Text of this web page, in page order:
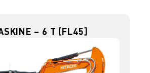
– 6 T [FL45]